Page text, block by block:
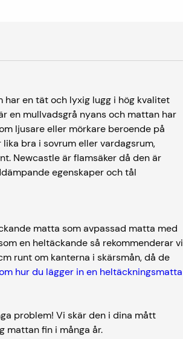
en tät och lyxig lugg i hög kvalitet
en mullvadsgrå nyans och mattan har
ljusare eller mörkare beroende på
bra i sovrum eller vardagsrum,
Newcastle är flamsäker då den är
egenskaper och tål
matta som avpassad matta med
en heltäckande så rekommenderar vi
runt om kanterna i skärsmån, då de
hur du lägger in en heltäckningsmatta
problem! Vi skär den i dina mått
mattan fin i många år.